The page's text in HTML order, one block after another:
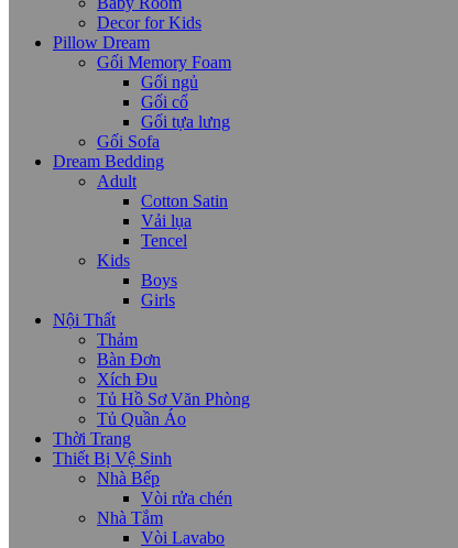
Decor for Kids
Pillow Dream
Gối Memory Foam
Gối ngủ
Gối cổ
Gối tựa lưng
Gối Sofa
Dream Bedding
Adult
Cotton Satin
Vải lụa
Tencel
Kids
Boys
Girls
Nội Thất
Thảm
Bàn Đơn
Xích Đu
Tủ Hồ Sơ Văn Phòng
Tủ Quần Áo
Thời Trang
Thiết Bị Vệ Sinh
Nhà Bếp
Vòi rửa chén
Nhà Tắm
Vòi Lavabo